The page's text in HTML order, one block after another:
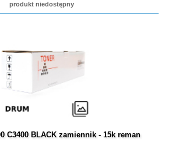
produkt niedostępny
C3400 BLACK zamiennik - 15k reman